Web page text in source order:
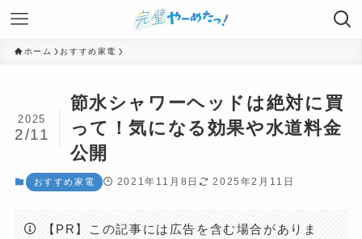
ホーム おすすめ家電
節水シャワーヘッドは絶対に買
って！気になる効果や水道料金
公開
2025
2/11
おすすめ家電 2021年11月8日 2025年2月11日
【PR】この記事には広告を含む場合がありま